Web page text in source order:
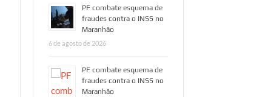
PF combate esquema de
fraudes contra o INSS no
Maranhão
6 de agosto de 2026
PF combate esquema de
fraudes contra o INSS no
Maranhão